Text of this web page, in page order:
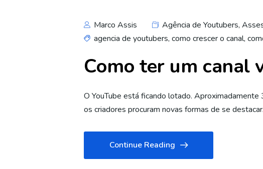
Marco Assis Agência de Youtubers,
agencia de youtubers, como crescer o canal,
Como ter um canal
O YouTube está ficando lotado.
os criadores procuram novas formas de se
Continue Reading